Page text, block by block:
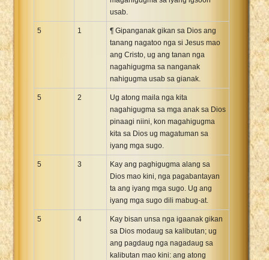
usab.
5 1
¶ Gipanganak gikan sa Dios ang
tanang nagatoo nga si Jesus mao
ang Cristo, ug ang tanan nga
nagahigugma sa nanganak
nahigugma usab sa gianak.
5 2
Ug atong maila nga kita
nagahigugma sa mga anak sa Dios
pinaagi niini, kon magahigugma
kita sa Dios ug magatuman sa
iyang mga sugo.
5 3
Kay ang paghigugma alang sa
Dios mao kini, nga pagabantayan
ta ang iyang mga sugo. Ug ang
iyang mga sugo dili mabug-at.
5 4
Kay bisan unsa nga igaanak gikan
sa Dios modaug sa kalibutan; ug
ang pagdaug nga nagadaug sa
kalibutan mao kini: ang atong